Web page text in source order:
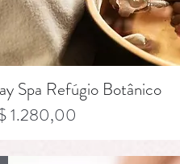
Spa Refúgio Botânico
1.280,00